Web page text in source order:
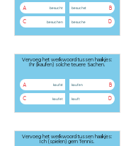
A besucht B
besuchst
C besuchen D
besuche
Vervoeg het werkwoord tussen haakjes:
Ihr (kaufen) solche teuere Sachen.
A kaufst B
kaufen
C kaufet D
kauft
Vervoeg het werkwoord tussen haakjes:
Ich (spielen) gern Tennis.